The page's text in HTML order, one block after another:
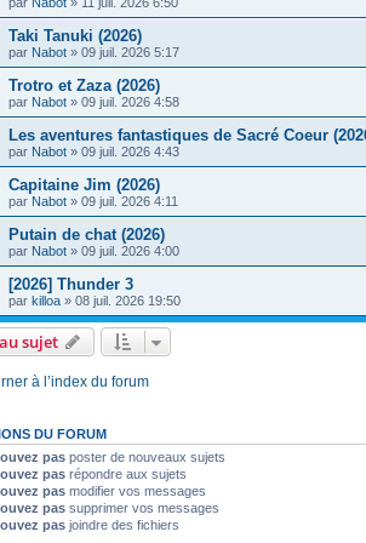
Taki Tanuki (2026)
par Nabot » 09 juil. 2026 5:17
Trotro et Zaza (2026)
par Nabot » 09 juil. 2026 4:58
Les aventures fantastiques de Sacré Coeur
par Nabot » 09 juil. 2026 4:43
Capitaine Jim (2026)
par Nabot » 09 juil. 2026 4:11
Putain de chat (2026)
par Nabot » 09 juil. 2026 4:00
[2026] Thunder 3
par killoa » 08 juil. 2026 19:50
sujet
à l’index du forum
DU FORUM
pas poster de nouveaux sujets
pas répondre aux sujets
pas modifier vos messages
pas supprimer vos messages
pas joindre des fichiers